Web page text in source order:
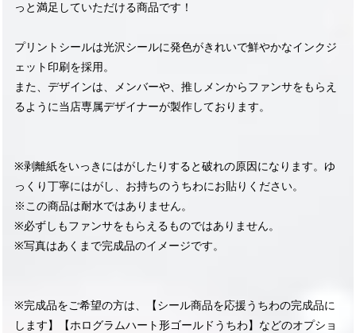
っと満足していただける商品です！
プリントシールは光沢シールに発色がきれいで鮮やかなインクジ
ェット印刷を採用。
また、デザインは、メンバーや、推しメンからファンサをもらえ
るように当店専属デザイナーが製作しております。
※剥離紙をいっきにはがしたりすると破れの原因になります。ゆ
っくり丁寧にはがし、お持ちのうちわにお貼りください。
※この商品は耐水ではありません。
※必ずしもファンサをもらえるものではありません。
※写真はあくまで完成品のイメージです。
※完成品をご希望の方は、【シール商品を応援うちわの完成品に
します】【ホログラムハート形ゴールドうちわ】などのオプショ